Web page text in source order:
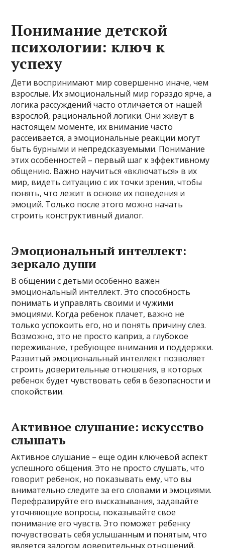
Понимание детской
психологии: ключ к
успеху
Дети воспринимают мир совершенно иначе, чем
взрослые. Их эмоциональный мир гораздо ярче, а
логика рассуждений часто отличается от нашей
взрослой, рациональной логики. Они живут в
настоящем моменте, их внимание часто
рассеивается, а эмоциональные реакции могут
быть бурными и непредсказуемыми. Понимание
этих особенностей – первый шаг к эффективному
общению. Важно научиться «включаться» в их
мир, видеть ситуацию с их точки зрения, чтобы
понять, что лежит в основе их поведения и
эмоций. Только после этого можно начать
строить конструктивный диалог.
Эмоциональный интеллект:
зеркало души
В общении с детьми особенно важен
эмоциональный интеллект. Это способность
понимать и управлять своими и чужими
эмоциями. Когда ребенок плачет, важно не
только успокоить его, но и понять причину слез.
Возможно, это не просто каприз, а глубокое
переживание, требующее внимания и поддержки.
Развитый эмоциональный интеллект позволяет
строить доверительные отношения, в которых
ребенок будет чувствовать себя в безопасности и
спокойствии.
Активное слушание: искусство
слышать
Активное слушание – еще один ключевой аспект
успешного общения. Это не просто слушать, что
говорит ребенок, но показывать ему, что вы
внимательно следите за его словами и эмоциями.
Перефразируйте его высказывания, задавайте
уточняющие вопросы, показывайте свое
понимание его чувств. Это поможет ребенку
почувствовать себя услышанным и понятым, что
является залогом доверительных отношений.